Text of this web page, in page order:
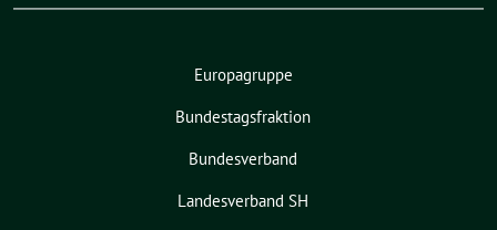
Europagruppe
Bundestagsfraktion
Bundesverband
Landesverband SH